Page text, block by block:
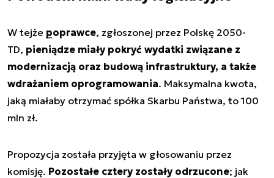
W tejże poprawce, zgłoszonej przez Polskę 2050-
TD, pieniądze miały pokryć wydatki związane z
modernizacją oraz budową infrastruktury, a także
wdrażaniem oprogramowania. Maksymalna kwota,
jaką miałaby otrzymać spółka Skarbu Państwa, to 100
mln zł.
Propozycja została przyjęta w głosowaniu przez
komisję. Pozostałe cztery zostały odrzucone; jak